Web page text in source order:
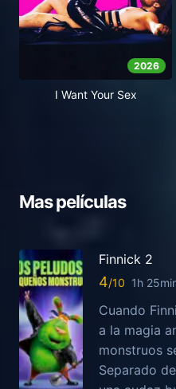
2026
I Want Your Sex
Mas películas
Finnick 2
4 1h
Cuando
a la magia
monstruos
Separado